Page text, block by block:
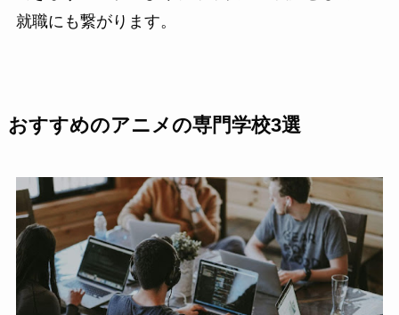
就職にも繋がります。
おすすめのアニメの専門学校3選